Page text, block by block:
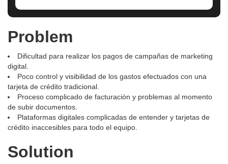
Problem
Dificultad para realizar los pagos de campañas de marketing
digital.
Poco control y visibilidad de los gastos efectuados con una
tarjeta de crédito tradicional.
Proceso complicado de facturación y problemas al momento
de subir documentos.
Plataformas digitales complicadas de entender y tarjetas de
crédito inaccesibles para todo el equipo.
Solution